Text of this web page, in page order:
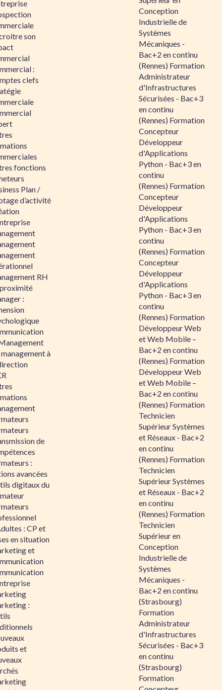
son
:
clefs
fonctions
Plan /
d’activité
RH
:
à
de
:
avancées
digitaux du
: CP et
en situation
et
:
et
Conception
Industrielle de
Systèmes
Mécaniques -
Bac+2 en continu
(Rennes) Formation
Administrateur
d'Infrastructures
Sécurisées - Bac+3
en continu
(Rennes) Formation
Concepteur
Développeur
d'Applications
Python - Bac+3 en
continu
(Rennes) Formation
Concepteur
Développeur
d'Applications
Python - Bac+3 en
continu
(Rennes) Formation
Concepteur
Développeur
d'Applications
Python - Bac+3 en
continu
(Rennes) Formation
Développeur Web
et Web Mobile –
Bac+2 en continu
(Rennes) Formation
Développeur Web
et Web Mobile –
Bac+2 en continu
(Rennes) Formation
Technicien
Supérieur Systèmes
et Réseaux - Bac+2
en continu
(Rennes) Formation
Technicien
Supérieur Systèmes
et Réseaux - Bac+2
en continu
(Rennes) Formation
Technicien
Supérieur en
Conception
Industrielle de
Systèmes
Mécaniques -
Bac+2 en continu
(Strasbourg)
Formation
Administrateur
d'Infrastructures
Sécurisées - Bac+3
en continu
(Strasbourg)
Formation